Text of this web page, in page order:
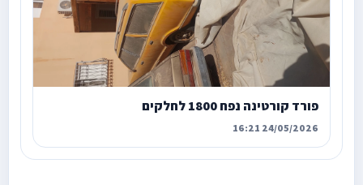
פורד קורטינה נפח 1800 לחלקים
24/05/2026 16:21